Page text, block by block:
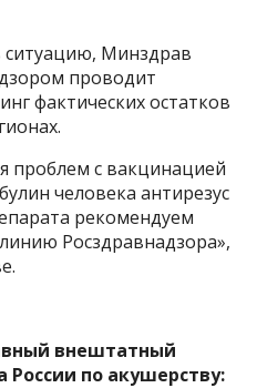
ситуацию, Минздрав
проводит
фактических остатков
проблем с вакцинацией
человека антирезус
рекомендуем
Росздравнадзора»,
внештатный
по акушерству: